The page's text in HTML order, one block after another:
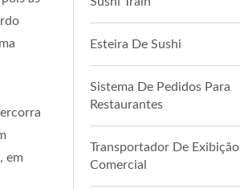
em
Esteira De Sushi
Sistema De Pedidos Para
Restaurantes
Transportador De Exibição
Comercial